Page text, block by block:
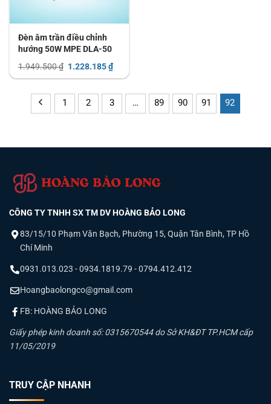
Đèn âm trần điều chỉnh
hướng 50W MPE DLA-50
1.949.500₫ Giá
là:
1.228.185₫Giá
hiện
tại
1.228.185 ₫.
1 2 3 … 89 90 91 92
CÔNG TY TNHH SX TM DV HOÀNG BẢO LONG
83/15/10 Phạm Văn Bạch, Phường 15, Quận Tân Bình, TP Hồ
Chí Minh
0931.013.023 - 0934.1819.79 - 0794.412.412
Hoangbaolongco@gmail.com
FB: HOÀNG BẢO LONG
Giấy phép kinh doanh số: 0315670544 do Sở KH&ĐT TP.HCM cấp
11/05/2019
TRUY CẬP NHANH